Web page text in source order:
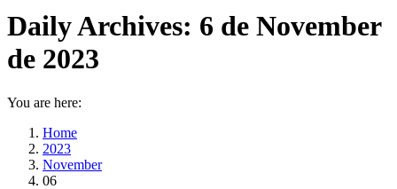
Daily Archives: 6 de November
de 2023
You are here:
Home
2023
November
06